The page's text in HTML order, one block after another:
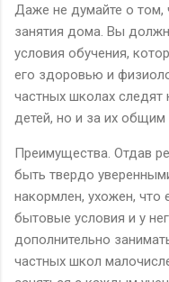
Даже не думайте о том,
занятия дома. Вы
условия обучения,
его здоровью и
частных школах следят
детей, но и за их общим
Преимущества. Отдав
быть твердо
накормлен, ухожен,
бытовые условия и у
дополнительно
частных школ